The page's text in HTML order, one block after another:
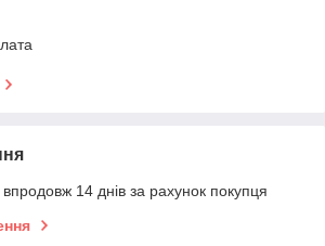
14 днів за рахунок покупця